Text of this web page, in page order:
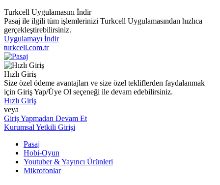
Turkcell Uygulamasını İndir
Pasaj ile ilgili tüm işlemlerinizi Turkcell Uygulamasından hızlıca
gerçekleştirebilirsiniz.
Uygulamayı İndir
turkcell.com.tr
Hızlı Giriş
Size özel ödeme avantajları ve size özel tekliflerden faydalanmak
için Giriş Yap/Üye Ol seçeneği ile devam edebilirsiniz.
Hızlı Giriş
veya
Giriş Yapmadan Devam Et
Kurumsal Yetkili Girişi
Pasaj
Hobi-Oyun
Youtuber & Yayıncı Ürünleri
Mikrofonlar